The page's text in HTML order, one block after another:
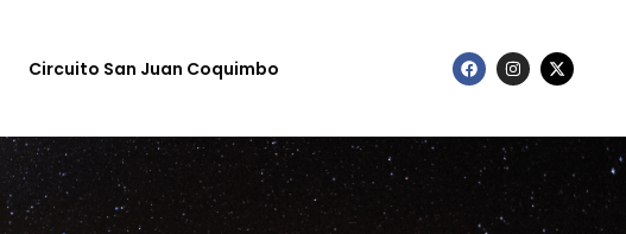
Circuito San Juan Coquimbo